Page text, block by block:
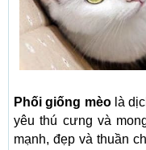
Phối giống mèolà
yêu thú cưng và
mạnh, đẹp và thuần